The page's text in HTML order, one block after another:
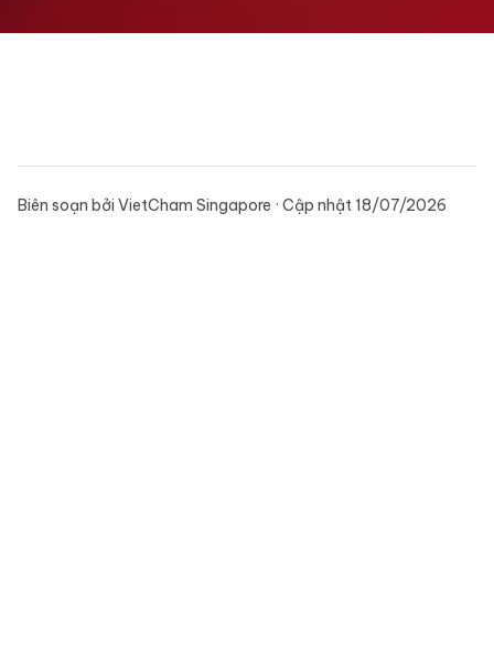
Biên soạn bởi VietCham Singapore · Cập nhật 18/07/2026